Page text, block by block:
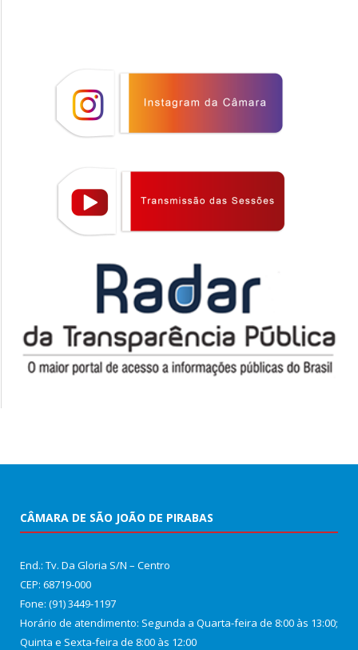
CÂMARA DE SÃO JOÃO DE PIRABAS
End.: Tv. Da Gloria S/N – Centro
CEP: 68719-000
Fone: (91) 3449-1197
Horário de atendimento: Segunda a Quarta-feira de 8:00 às 13:00;
Quinta e Sexta-feira de 8:00 às 12:00